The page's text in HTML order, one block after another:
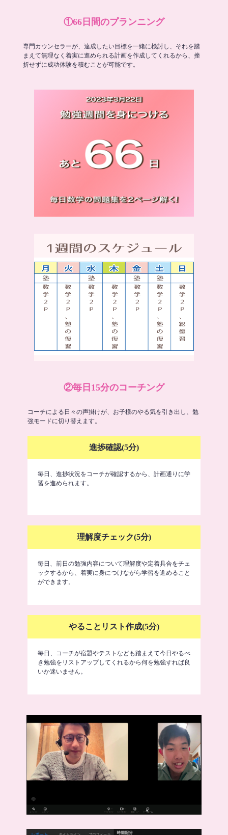
①66日間のプランニング
専門カウンセラーが、達成したい目標を一緒に検討し、それを踏
まえて無理なく着実に進められる計画を作成してくれるから、挫
折せずに成功体験を積むことが可能です。
②毎日15分のコーチング
コーチによる日々の声掛けが、お子様のやる気を引き出し、勉
強モードに切り替えます。
進捗確認(5分)
毎日、進捗状況をコーチが確認するから、計画通りに学
習を進められます。
理解度チェック(5分)
毎日、前日の勉強内容について理解度や定着具合をチェ
ックするから、着実に身につけながら学習を進めること
ができます。
やることリスト作成(5分)
毎日、コーチが宿題やテストなども踏まえて今日やるべ
き勉強をリストアップしてくれるから何を勉強すれば良
いか迷いません。